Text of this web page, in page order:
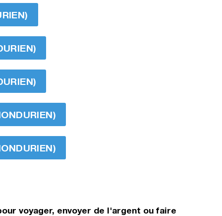
voyager, envoyer de l'argent ou faire